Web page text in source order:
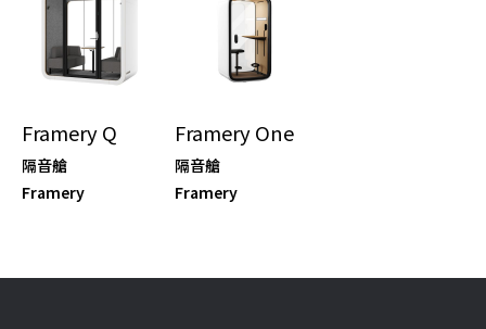
Framery Q
隔音艙
Framery
Framery One
隔音艙
Framery